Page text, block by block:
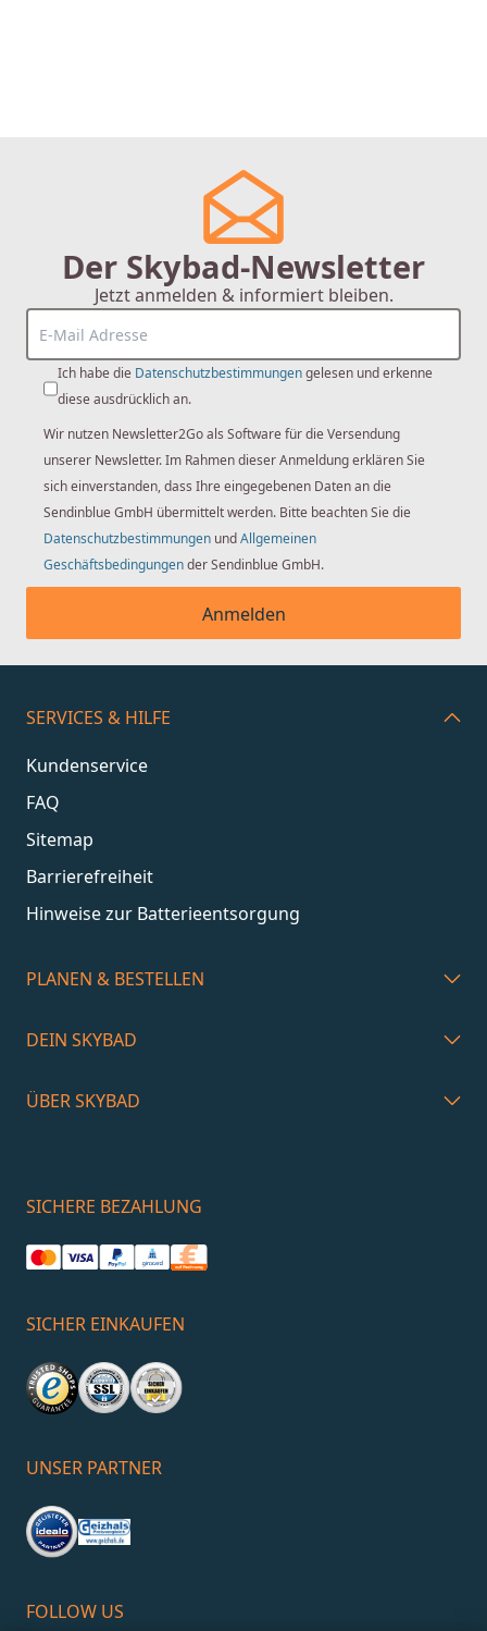
Der Skybad-Newsletter
Jetzt anmelden & informiert bleiben.
Ich habe die Datenschutzbestimmungengelesen und erkenne
diese ausdrücklich an.
Wir nutzen Newsletter2Go als Software für die Versendung
unserer Newsletter. Im Rahmen dieser Anmeldung erklären Sie
sich einverstanden, dass Ihre eingegebenen Daten an die
Sendinblue GmbH übermittelt werden. Bitte beachten Sie die
Datenschutzbestimmungen undAllgemeinen
Geschäftsbedingungender Sendinblue GmbH.
Anmelden
SERVICES & HILFE
Kundenservice
FAQ
Sitemap
Barrierefreiheit
Hinweise zur Batterieentsorgung
PLANEN & BESTELLEN
DEIN SKYBAD
ÜBER SKYBAD
SICHERE BEZAHLUNG
SICHER EINKAUFEN
UNSER PARTNER
FOLLOW US